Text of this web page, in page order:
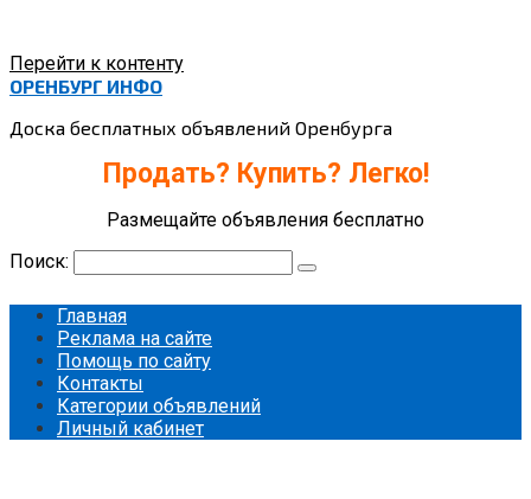
Перейти к контенту
ОРЕНБУРГ ИНФО
Доска бесплатных объявлений Оренбурга
Продать? Купить? Легко!
Размещайте объявления бесплатно
Поиск:
Главная
Реклама на сайте
Помощь по сайту
Контакты
Категории объявлений
Личный кабинет